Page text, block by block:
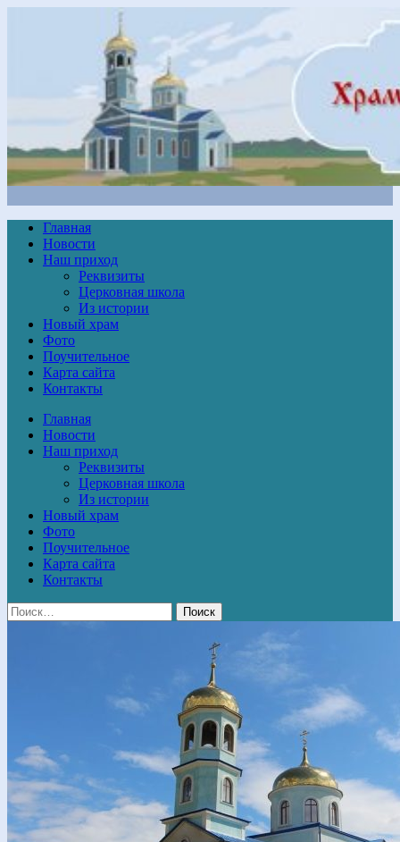
Главная
Новости
Наш приход
Реквизиты
Церковная школа
Из истории
Новый храм
Фото
Поучительное
Карта сайта
Контакты
Главная
Новости
Наш приход
Реквизиты
Церковная школа
Из истории
Новый храм
Фото
Поучительное
Карта сайта
Контакты